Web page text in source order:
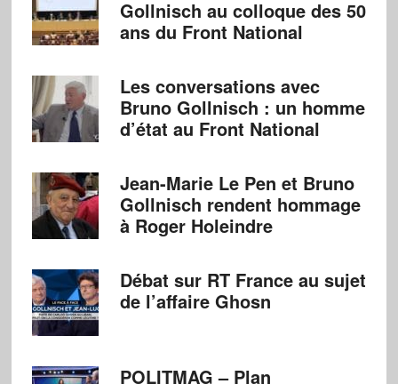
Gollnisch au colloque des 50
ans du Front National
Les conversations avec
Bruno Gollnisch : un homme
d’état au Front National
Jean-Marie Le Pen et Bruno
Gollnisch rendent hommage
à Roger Holeindre
Débat sur RT France au sujet
de l’affaire Ghosn
POLITMAG – Plan